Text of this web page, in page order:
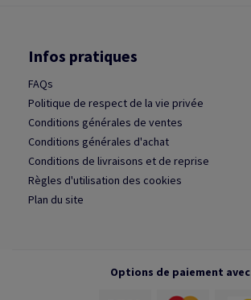
Infos pratiques
FAQs
Politique de respect de la vie privée
Conditions générales de ventes
Conditions générales d'achat
Conditions de livraisons et de reprise
Règles d'utilisation des cookies
Plan du site
Options de paiement avec